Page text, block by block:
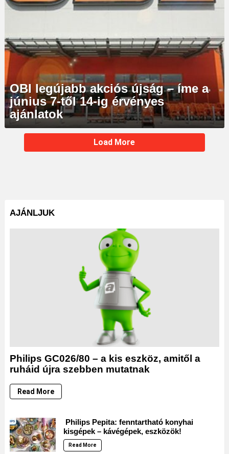
OBI legújabb akciós újság – íme a
június 7-től 14-ig érvényes
ajánlatok
MORE
STORIES
Load More
AJÁNLJUK
Philips GC026/80 – a kis eszköz, amitől a
ruháid újra szebben mutatnak
Read More
Philips Pepita: fenntartható konyhai
kisgépek – kávégépek, eszközök!
Read More